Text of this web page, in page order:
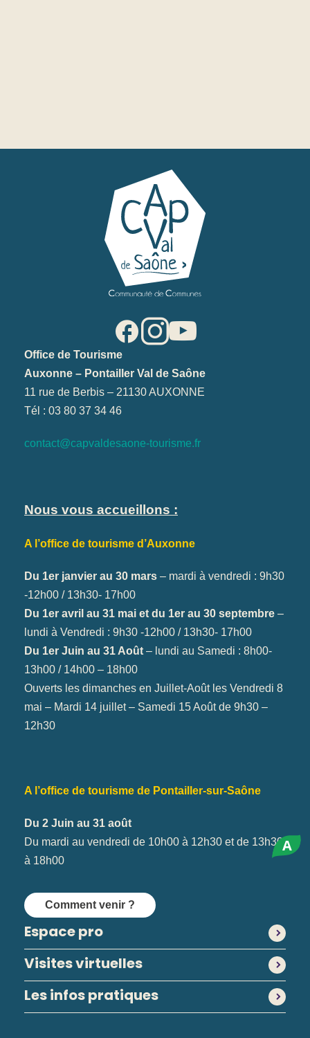
Office de Tourisme
Auxonne – Pontailler Val de Saône
11 rue de Berbis – 21130 AUXONNE
Tél : 03 80 37 34 46
contact@capvaldesaone-tourisme.fr
Nous vous accueillons :
A l’office de tourisme d’Auxonne
Du 1er janvier au 30 mars – mardi à vendredi : 9h30
-12h00 / 13h30- 17h00
Du 1er avril au 31 mai et du 1er au 30 septembre –
lundi à Vendredi : 9h30 -12h00 / 13h30- 17h00
Du 1er Juin au 31 Août – lundi au Samedi : 8h00-
13h00 / 14h00 – 18h00
Ouverts les dimanches en Juillet-Août les Vendredi 8
mai – Mardi 14 juillet – Samedi 15 Août de 9h30 –
12h30
A l’office de tourisme de Pontailler-sur-Saône
Du 2 Juin au 31 août
Du mardi au vendredi de 10h00 à 12h30 et de 13h30
à 18h00
Comment venir ?
Espace pro
Visites virtuelles
Les infos pratiques
A